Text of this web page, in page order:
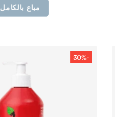
مباع بالكامل
-30%